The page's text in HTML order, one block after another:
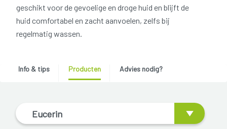
geschikt voor de gevoelige en droge huid en blijft de
huid comfortabel en zacht aanvoelen, zelfs bij
regelmatig wassen.
Info & tips Producten Advies nodig?
Eucerin